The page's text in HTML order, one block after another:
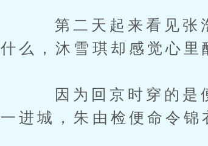
第二天起来看见张浩
什么，沐雪琪却感觉心里
因为回京时穿的是便
一进城，朱由检便命令锦